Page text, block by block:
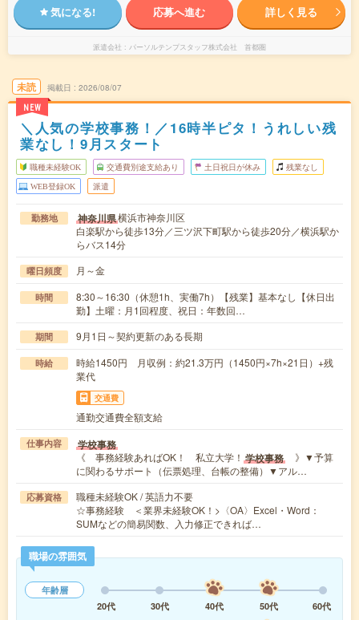
気になる! 応募へ進む 詳しく見る
派遣会社 パーソルテンプスタッフ株式会社 首都圏
未読
NEW
掲載日 2026/08/07
＼人気の学校事務！／16時半ピタ！うれしい残
業なし！9月スタート
職種未経験OK 交通費別途支給あり 土日祝日が休み 残業なし
WEB登録OK 派遣
勤務地 神奈川県横浜市神奈川区
白楽駅から徒歩13分／三ツ沢下町駅から徒歩20分／横浜駅か
らバス14分
曜日頻度 月～金
時間
8:30～16:30（休憩1h、実働7h）【残業】基本なし【休日出
勤】土曜：月1回程度、祝日：年数回…
期間 9月1日～契約更新のある長期
時給
時給1450円 月収例：約21.3万円（1450円×7h×21日）+残
業代
交通費
通勤交通費全額支給
仕事内容 学校事務
《 事務経験あればOK！ 私立大学！ 学校事務
》▼予算
に関わるサポート（伝票処理、台帳の整備）▼アル…
応募資格
職種未経験OK / 英語力不要
☆事務経験 ＜業界未経験OK！>〈OA〉Excel・Word：
SUMなどの簡易関数、入力修正できれば…
職場の雰囲気
年齢層
20代
30代 40代 50代
60代